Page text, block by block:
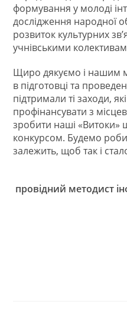
формування у молоді
дослідження народної
розвиток культурних
учнівськими
Щиро дякуємо і нашим
в підготовці та
підтримали ті заходи,
профінансувати з
зробити наші
конкурсом. Будемо
залежить, щоб так і
провідний методист